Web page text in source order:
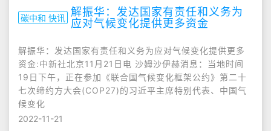
碳中和 快讯 解振华：发达国家有责任和义务为
应对气候变化提供更多资金
解振华：发达国家有责任和义务为应对气候变化提供更多
资金:中新社北京11月21日电 沙姆沙伊赫消息：当地时间
19日下午，正在参加《联合国气候变化框架公约》第二十
七次缔约方大会(COP27)的习近平主席特别代表、中国气
候变化
2022-11-21